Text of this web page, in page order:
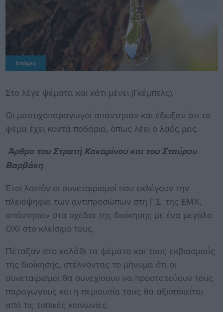
Απόψεις
Στο λέγε ψέματα και κάτι μένει (Γκέμπελς).
Οι μαστιχοπαραγωγοί απάντησαν και έδειξαν ότι το
ψέμα έχει κοντά ποδάρια, όπως λέει ο λαός μας.
Άρθρο του Στρατή Κακαρίνου και του Σταύρου
Βαρβάκη
Έτσι λοιπόν οι συνεταιρισμοί που εκλέγουν την
πλειοψηφία των αντιπροσώπων στη Γ.Σ. της ΕΜΧ,
απάντησαν στα σχέδια της διοίκησης με ένα μεγάλο
ΟΧΙ στο κλείσιμο τους.
Πέταξαν στο καλάθι τα ψέματα και τους εκβιασμούς
της διοίκησης, στέλνοντας το μήνυμα ότι οι
συνεταιρισμοί θα συνεχίσουν να προστατεύουν τους
παραγωγούς και η περιουσία τους θα αξιοποιείται
από τις τοπικές κοινωνίες.